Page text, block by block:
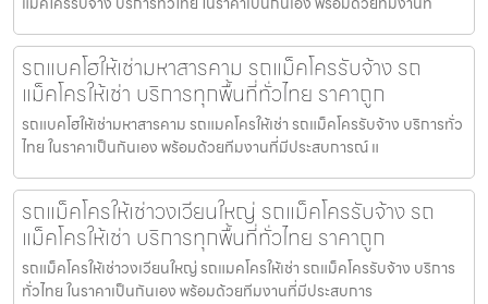
รถแบคโฮให้เช่ามหาสารคาม รถแม็คโครรับจ้าง รถ
แม็คโครให้เช่า บริการทุกพื้นที่ทั่วไทย ราคาถูก
รถแบคโฮให้เช่ามหาสารคาม รถแมคโครให้เช่า รถแม็คโครรับจ้าง บริการทั่ว
ไทย ในราคาเป็นกันเอง พร้อมด้วยทีมงานที่มีประสบการณ์ แ
รถแม็คโครให้เช่าวงเวียนใหญ่ รถแม็คโครรับจ้าง รถ
แม็คโครให้เช่า บริการทุกพื้นที่ทั่วไทย ราคาถูก
รถแม็คโครให้เช่าวงเวียนใหญ่ รถแมคโครให้เช่า รถแม็คโครรับจ้าง บริการ
ทั่วไทย ในราคาเป็นกันเอง พร้อมด้วยทีมงานที่มีประสบการ